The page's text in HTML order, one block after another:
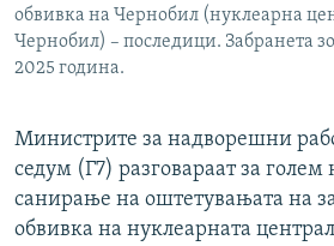
обвивка на Чернобил (нуклеарна
Чернобил) – последици. Забранета
2025 година.
Министрите за надворешни
седум (Г7) разговараат за голем
санирање на оштетувањата на
обвивка на нуклеарната